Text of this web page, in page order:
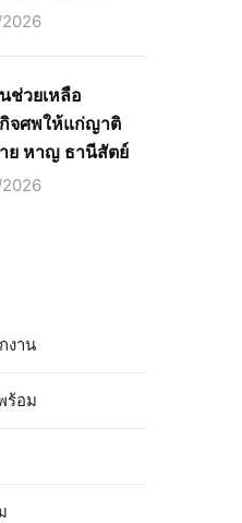
ช่วยเหลือ
จศพให้แก่ญาติ
ย หาญ ธานีสัตย์
งาน
ร้อม